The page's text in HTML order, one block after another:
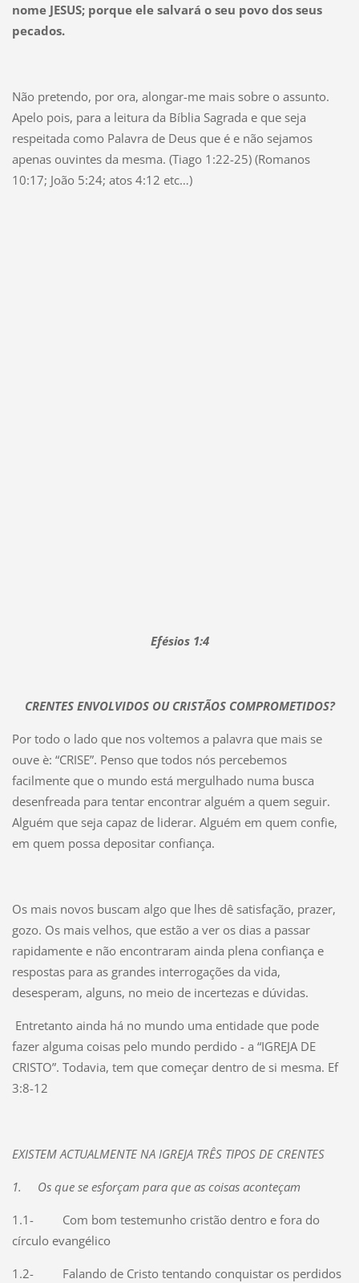
nome JESUS; porque ele salvará o seu povo dos seus
pecados.
Não pretendo, por ora, alongar-me mais sobre o assunto.
Apelo pois, para a leitura da Bíblia Sagrada e que seja
respeitada como Palavra de Deus que é e não sejamos
apenas ouvintes da mesma. (Tiago 1:22-25) (Romanos
10:17; João 5:24; atos 4:12 etc…)
Efésios 1:4
CRENTES ENVOLVIDOS OU CRISTÃOS COMPROMETIDOS?
Por todo o lado que nos voltemos a palavra que mais se
ouve è: “CRISE”. Penso que todos nós percebemos
facilmente que o mundo está mergulhado numa busca
desenfreada para tentar encontrar alguém a quem seguir.
Alguém que seja capaz de liderar. Alguém em quem confie,
em quem possa depositar confiança.
Os mais novos buscam algo que lhes dê satisfação, prazer,
gozo. Os mais velhos, que estão a ver os dias a passar
rapidamente e não encontraram ainda plena confiança e
respostas para as grandes interrogações da vida,
desesperam, alguns, no meio de incertezas e dúvidas.
Entretanto ainda há no mundo uma entidade que pode
fazer alguma coisas pelo mundo perdido - a “IGREJA DE
CRISTO”. Todavia, tem que começar dentro de si mesma. Ef
3:8-12
EXISTEM ACTUALMENTE NA IGREJA TRÊS TIPOS DE CRENTES
1. Os que se esforçam para que as coisas aconteçam
1.1-
Com bom testemunho cristão dentro e fora do
círculo evangélico
1.2- Falando de Cristo tentando conquistar os perdidos